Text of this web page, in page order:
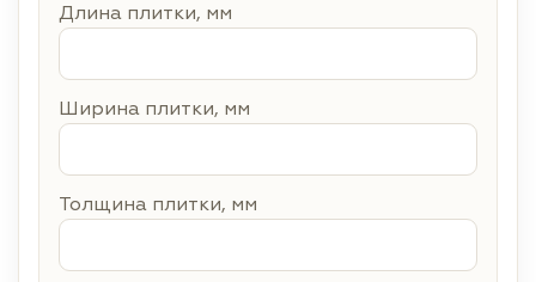
Длина плитки, мм
Ширина плитки, мм
Толщина плитки, мм